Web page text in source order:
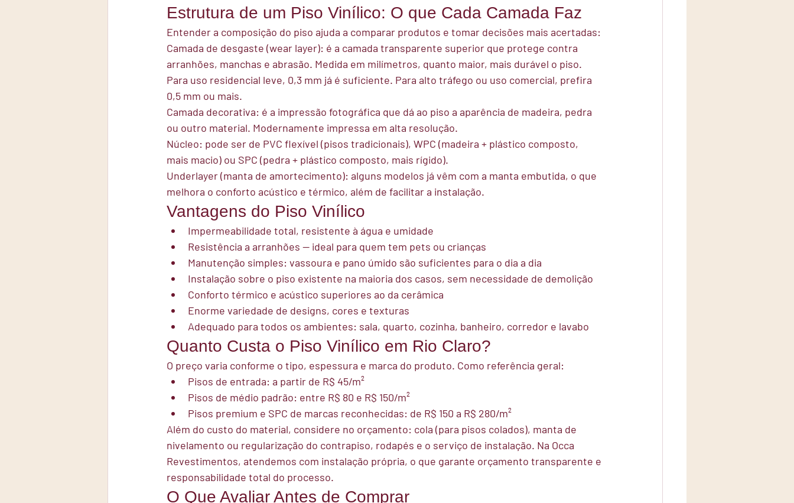
Estrutura de um Piso Vinílico: O que Cada Camada Faz
Entender a composição do piso ajuda a comparar produtos e tomar decisões mais acertadas:
Camada de desgaste (wear layer): é a camada transparente superior que protege contra
arranhões, manchas e abrasão. Medida em milímetros, quanto maior, mais durável o piso.
Para uso residencial leve, 0,3 mm já é suficiente. Para alto tráfego ou uso comercial, prefira
0,5 mm ou mais.
Camada decorativa: é a impressão fotográfica que dá ao piso a aparência de madeira, pedra
ou outro material. Modernamente impressa em alta resolução.
Núcleo: pode ser de PVC flexível (pisos tradicionais), WPC (madeira + plástico composto,
mais macio) ou SPC (pedra + plástico composto, mais rígido).
Underlayer (manta de amortecimento): alguns modelos já vêm com a manta embutida, o que
melhora o conforto acústico e térmico, além de facilitar a instalação.
Vantagens do Piso Vinílico
Impermeabilidade total, resistente à água e umidade
Resistência a arranhões — ideal para quem tem pets ou crianças
Manutenção simples: vassoura e pano úmido são suficientes para o dia a dia
Instalação sobre o piso existente na maioria dos casos, sem necessidade de demolição
Conforto térmico e acústico superiores ao da cerâmica
Enorme variedade de designs, cores e texturas
Adequado para todos os ambientes: sala, quarto, cozinha, banheiro, corredor e lavabo
Quanto Custa o Piso Vinílico em Rio Claro?
O preço varia conforme o tipo, espessura e marca do produto. Como referência geral:
Pisos de entrada: a partir de R$ 45/m²
Pisos de médio padrão: entre R$ 80 e R$ 150/m²
Pisos premium e SPC de marcas reconhecidas: de R$ 150 a R$ 280/m²
Além do custo do material, considere no orçamento: cola (para pisos colados), manta de
nivelamento ou regularização do contrapiso, rodapés e o serviço de instalação. Na Occa
Revestimentos, atendemos com instalação própria, o que garante orçamento transparente e
responsabilidade total do processo.
O Que Avaliar Antes de Comprar